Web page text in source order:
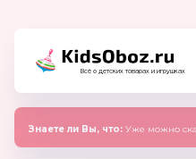
Всё о детских товарах и игрушках
Знаете ли Вы, что: Уже можно скачать